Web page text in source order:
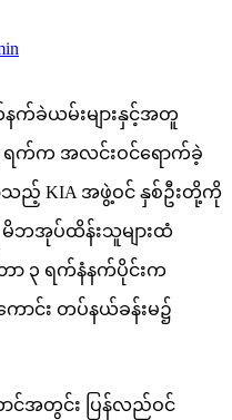
က်ခဲယမ်းများနှင့်အတူ
ရက်က အလင်းဝင်ရောက်ခဲ့
ည့် KIA အဖွဲ့ဝင် နှစ်ဦးတို့ကို
ဘအုပ်ထိန်းသူများထံ
ာ ၃ ရက်နံနက်ပိုင်းက
ောင်း တပ်နယ်ခန်းမ၌
င်အတွင်း ပြန်လည်ဝင်